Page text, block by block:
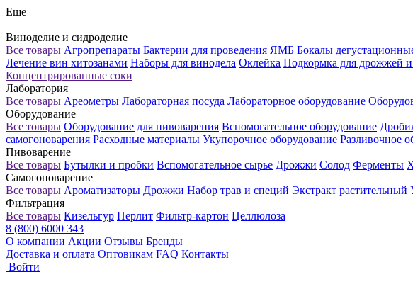
Еще
Виноделие и сидроделие
Все товары Агропрепараты Бактерии для проведения ЯМБ Бокалы
Лечение вин хитозанами Наборы для винодела Оклейка Подкормка для дрожжей и
Концентрированные соки
Лаборатория
Все товары Ареометры Лабораторная посуда Лабораторное оборудование
Оборудование
Все товары Оборудование для пивоварения Вспомогательное оборудование
самогоноварения Расходные материалы Укупорочное оборудование Разливочное
Пивоварение
Все товары Бутылки и пробки Вспомогательное сырье Дрожжи Солод Ферменты
Самогоноварение
Все товары Ароматизаторы Дрожжи Набор трав и специй Экстракт растительный
Фильтрация
Все товары Кизельгур Перлит Фильтр-картон Целлюлоза
8 (800) 6000 343
О компании Акции Отзывы Бренды
Доставка и оплата Оптовикам FAQ Контакты
Войти